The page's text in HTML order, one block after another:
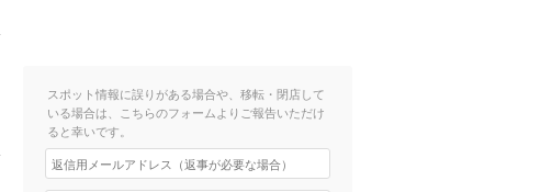
スポット情報に誤りがある場合や、移転・閉店して
いる場合は、こちらのフォームよりご報告いただけ
ると幸いです。